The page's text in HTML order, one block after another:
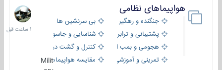
هواپیماهای نظامی
جنگنده و رهگیر
بی سرنشین ها
پشتیبانی و ترابری
شناسایی و جاسوسی
هجومی و بمب افکن
کنترل و گشت دریایی
تمرینی و آموزشی
مقایسه هواپیماهاMilit
1
ساعت
قبل